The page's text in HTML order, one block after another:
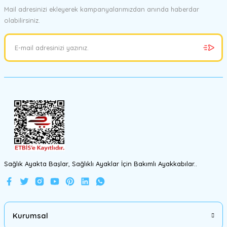
Ürün resmi kalitesiz, bozuk veya görüntülenemiyor.
Ürün bilgilerinde hatalar bulunuyor.
Mail adresinizi ekleyerek kampanyalarımızdan anında haberdar
olabilirsiniz.
Sağlık Ayakta Başlar, Sağlıklı Ayaklar İçin Bakımlı Ayakkabılar..
Kurumsal